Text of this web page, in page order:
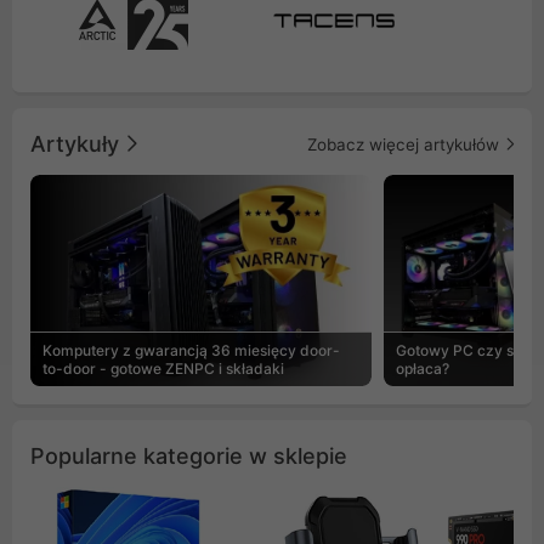
Artykuły Zobacz więcej artykułów
Komputery z gwarancją 36 miesięcy door-
to-door - gotowe ZENPC i składaki
Gotowy PC czy
opłaca?
Popularne kategorie w sklepie